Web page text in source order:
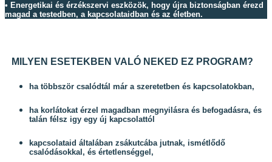
• Energetikai és érzékszervi eszközök, hogy újra biztonságban érezd
magad a testedben, a kapcsolataidban és az életben.
MILYEN ESETEKBEN VALÓ NEKED EZ PROGRAM?
ha többször csalódtál már a szeretetben és kapcsolatokban,
ha korlátokat érzel magadban megnyilásra és befogadásra, és
talán félsz igy egy új kapcsolattól
kapcsolataid általában zsákutcába jutnak, ismétlődő
csalódásokkal, és értetlenséggel,